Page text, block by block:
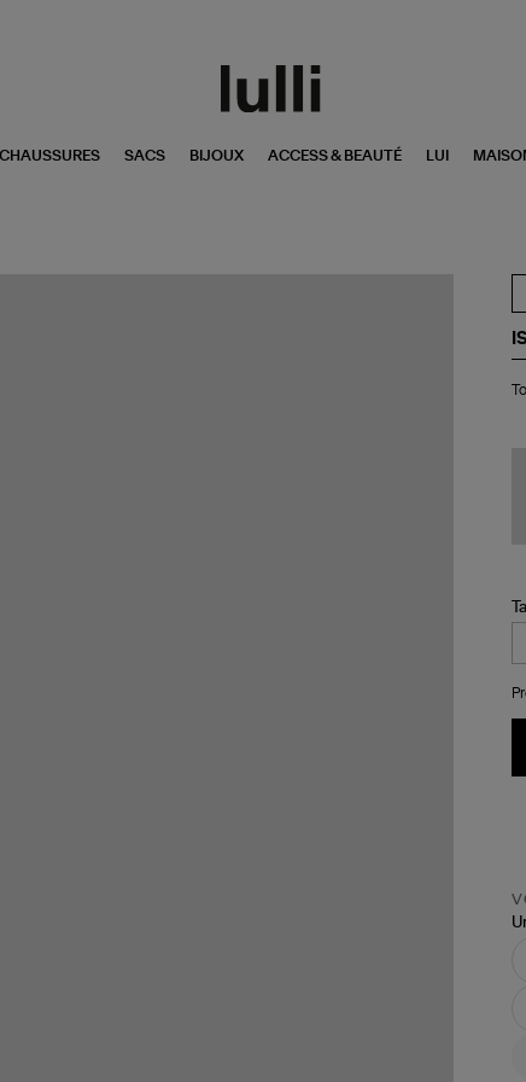
CHAUSSURES SACS BIJOUX ACCESS & BEAUTÉ LUI